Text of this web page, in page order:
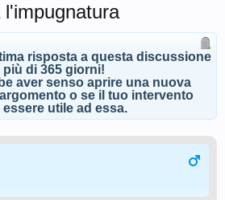
risposta a questa discussione
più di 365 giorni!
aver senso aprire una nuova
o se il tuo intervento
utile ad essa.